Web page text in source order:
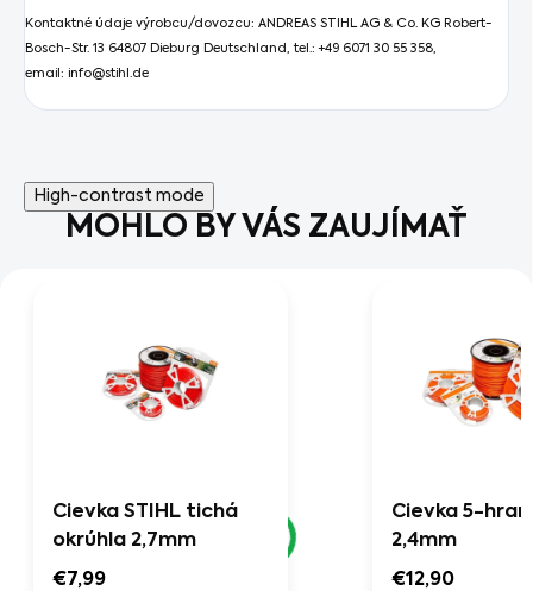
Kontaktné údaje výrobcu/dovozcu: ANDREAS STIHL AG & Co. KG Robert-
Bosch-Str. 13 64807 Dieburg Deutschland, tel.: +49 6071 30 55 358,
email: info@stihl.de
High-contrast mode
MOHLO BY VÁS ZAUJÍMAŤ
Cievka STIHL tichá
okrúhla 2,7mm
€7,99
Cievka 5-
2,4mm
€12,90